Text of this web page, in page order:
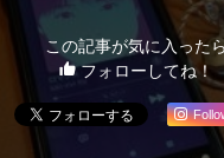
この記事が気に入った
フォローしてね！